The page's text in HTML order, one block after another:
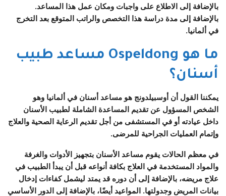
بالإضافة إلى الاطلاع على واجبات ومكان عمل هذا المساعد.
بالإضافة إلى مدة دراسة هذا التخصص والراتب المتوقع بعد التخرج
في ألمانيا.
ما هو Ospeldong مساعد طبيب
أسنان؟
يمكننا القول أن أوسبيلدونج هو مساعد أسنان في ألمانيا وهو
الشخص المسؤول عن تقديم المساعدة الشاملة لطبيب الأسنان
داخل عيادته أو في المستشفى من أجل تقديم الرعاية الصحية والعلاج
وإتمام العمليات الجراحية للمرضى.
في معظم الحالات يقوم مساعد الأسنان بتجهيز الأدوات والغرفة
والمواد المستخدمة في العلاج بكافة أنواعه قبل أن يبدأ الطبيب في
علاج مريضه، بالإضافة إلى أن دوره قد يمتد ليشمل كفاءات إدخال
بيانات المريض وجدولتها. المواعيد أيضًا، بالإضافة إلى الدور الأساسي